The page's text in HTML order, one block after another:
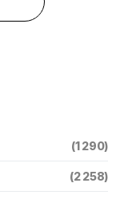
(1 290)
(2 258)